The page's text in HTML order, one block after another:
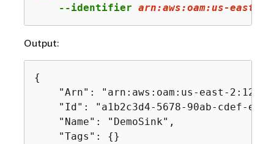
    --identifier
arn:aws:oam:us-east-
Output:
{
"Arn": "arn:aws:oam:us-east-
"Id": "a1b2c3d4-5678-90ab-cdef-
    "Name": "DemoSink",
    "Tags":
{}